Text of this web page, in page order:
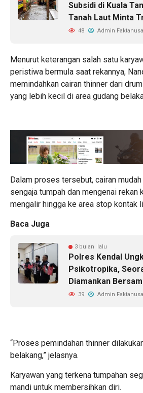
Subsidi di Kuala
Tanah Laut Minta
48 Admin
Menurut keterangan salah satu
peristiwa bermula saat rekannya,
memindahkan cairan thinner dari
yang lebih kecil di area gudang
Dalam proses tersebut, cairan
sengaja tumpah dan mengenai rekan
mengalir hingga ke area stop kontak
Baca Juga
3 bulan lalu
Polres Kendal
Psikotropika,
Diamankan
39 Admin
“Proses pemindahan thinner
belakang,” jelasnya.
Karyawan yang terkena tumpahan
mandi untuk membersihkan diri.